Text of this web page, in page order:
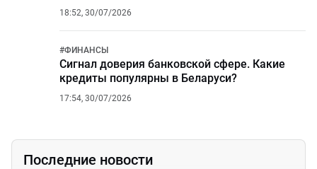
18:52, 30/07/2026
#ФИНАНСЫ
Сигнал доверия банковской сфере. Какие
кредиты популярны в Беларуси?
17:54, 30/07/2026
Последние новости